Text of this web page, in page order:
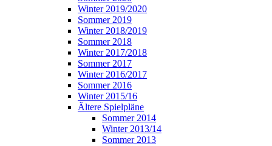
Winter 2019/2020
Sommer 2019
Winter 2018/2019
Sommer 2018
Winter 2017/2018
Sommer 2017
Winter 2016/2017
Sommer 2016
Winter 2015/16
Ältere Spielpläne
Sommer 2014
Winter 2013/14
Sommer 2013